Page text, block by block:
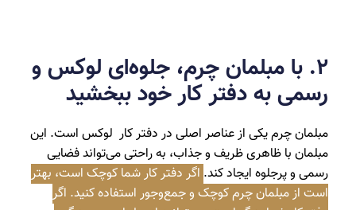
۲. با مبلمان چرم، جلوه‌ای لوکس و
رسمی به دفتر کار خود ببخشید
مبلمان چرم یکی از عناصر اصلی در دفتر کار لوکس است. این
مبلمان با ظاهری ظریف و جذاب، به راحتی می‌تواند فضایی
رسمی و پرجلوه ایجاد کند. اگر دفتر کار شما کوچک است، بهتر
است از مبلمان چرم کوچک و جمع‌وجور استفاده کنید. اگر